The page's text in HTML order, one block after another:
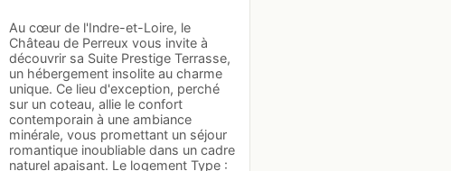
Au cœur de l'Indre-et-Loire, le
Château de Perreux vous invite à
découvrir sa Suite Prestige Terrasse,
un hébergement insolite au charme
unique. Ce lieu d'exception, perché
sur un coteau, allie le confort
contemporain à une ambiance
minérale, vous promettant un séjour
romantique inoubliable dans un cadre
naturel apaisant. Le logement Type :